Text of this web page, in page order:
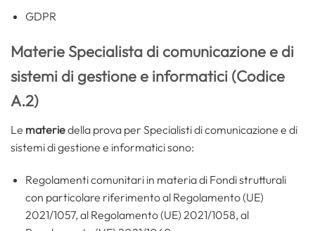
GDPR
Materie Specialista di comunicazione e di
sistemi di gestione e informatici (Codice
A.2)
Le materiedella prova per Specialisti di comunicazione e di
sistemi di gestione e informatici sono:
Regolamenti comunitari in materia di Fondi strutturali
con particolare riferimento al Regolamento (UE)
2021/1057, al Regolamento (UE) 2021/1058, al